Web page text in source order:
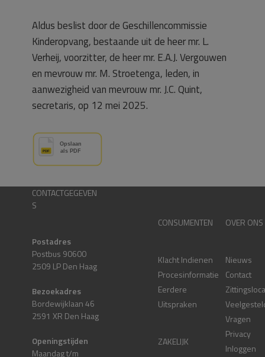
Aldus beslist door de Geschillencommissie
Kinderopvang, bestaande uit de heer mr. L.
Verheij, voorzitter, de heer mr. E.A.J. Vergouwen
en mevrouw mr. M. Stroetenga, leden, in
aanwezigheid van mevrouw mr. J.C. Quint,
secretaris, op 12 mei 2025.
CONTACTGEGEVEN
S
Postadres
Postbus 90600
2509 LP Den Haag
Bezoekadres
Bordewijklaan 46
2591 XR Den Haag
Openingstijden
Maandag t/m
CONSUMENTEN
Klacht Indienen
Procesinformatie
Eerdere
Uitspraken
ZAKELIJK
OVER ONS
Nieuws
Contact
Vragen
Privacy
Inloggen